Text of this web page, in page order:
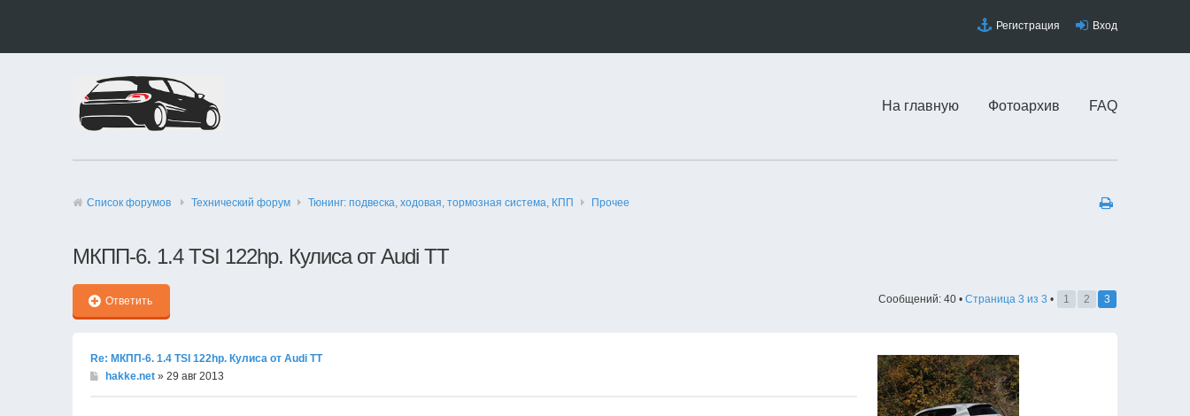
Регистрация Вход
На главную Фотоархив FAQ
Список форумов Технический форyм Тюнинг: подвеска, ходовая, тормозная система, КПП Прочее
МКПП-6. 1.4 TSI 122hp. Кулиса от Audi TT
Ответить Сообщений: 40 • Страница 3 из 3 • 1 2 3
Re: МКПП-6. 1.4 TSI 122hp. Кулиса от Audi TT
hakke.net » 29 авг 2013